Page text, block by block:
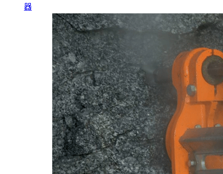
器